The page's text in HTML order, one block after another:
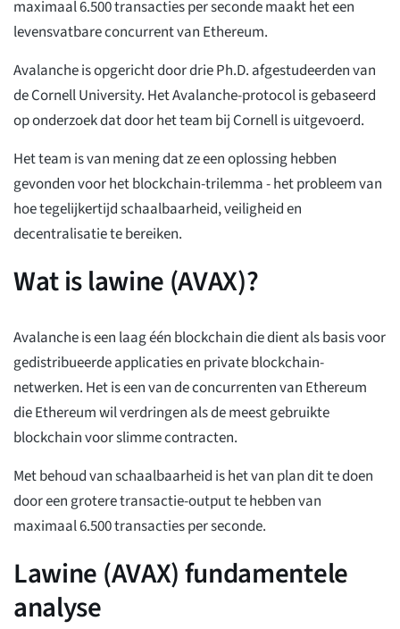
maximaal 6.500 transacties per seconde maakt het een
levensvatbare concurrent van Ethereum.
Avalanche is opgericht door drie Ph.D. afgestudeerden van
de Cornell University. Het Avalanche-protocol is gebaseerd
op onderzoek dat door het team bij Cornell is uitgevoerd.
Het team is van mening dat ze een oplossing hebben
gevonden voor het blockchain-trilemma - het probleem van
hoe tegelijkertijd schaalbaarheid, veiligheid en
decentralisatie te bereiken.
Wat is lawine (AVAX)?
Avalanche is een laag één blockchain die dient als basis voor
gedistribueerde applicaties en private blockchain-
netwerken. Het is een van de concurrenten van Ethereum
die Ethereum wil verdringen als de meest gebruikte
blockchain voor slimme contracten.
Met behoud van schaalbaarheid is het van plan dit te doen
door een grotere transactie-output te hebben van
maximaal 6.500 transacties per seconde.
Lawine (AVAX) fundamentele
analyse